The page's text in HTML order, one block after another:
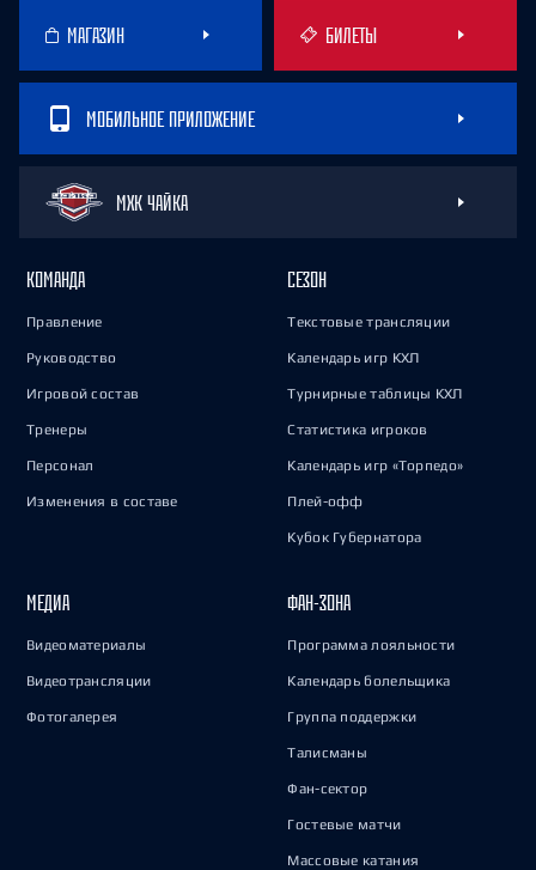
МАГАЗИН БИЛЕТЫ
МОБИЛЬНОЕ ПРИЛОЖЕНИЕ
МХК ЧАЙКА
КОМАНДА
Правление
Руководство
Игровой состав
Тренеры
Персонал
Изменения в составе
СЕЗОН
Текстовые трансляции
Календарь игр КХЛ
Турнирные таблицы КХЛ
Статистика игроков
Календарь игр «Торпедо»
Плей-офф
Кубок Губернатора
МЕДИА
Видеоматериалы
Видеотрансляции
Фотогалерея
ФАН-ЗОНА
Программа лояльности
Календарь болельщика
Группа поддержки
Талисманы
Фан-сектор
Гостевые матчи
Массовые катания